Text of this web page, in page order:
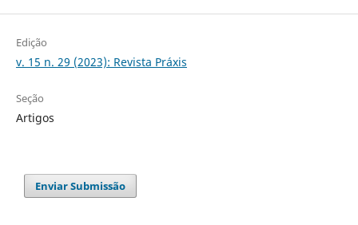
Edição
v. 15 n. 29 (2023): Revista Práxis
Seção
Artigos
Enviar Submissão